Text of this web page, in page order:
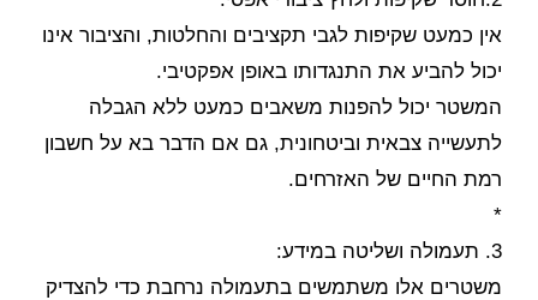
אין כמעט שקיפות לגבי תקציבים והחלטות, והציבור אינו
יכול להביע את התנגדותו באופן אפקטיבי.
המשטר יכול להפנות משאבים כמעט ללא הגבלה
לתעשייה צבאית וביטחונית, גם אם הדבר בא על חשבון
רמת החיים של האזרחים.
*
3. תעמולה ושליטה במידע:
משטרים אלו משתמשים בתעמולה נרחבת כדי להצדיק